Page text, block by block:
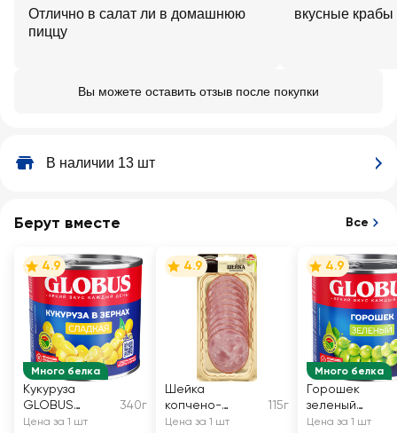
Отлично в салат ли в домашнюю
пиццу
вкусные крабы
Вы можете оставить отзыв после покупки
В наличии 13 шт
Берут вместе Все
Много белка
4.9
Кукуруза
GLOBUS
сладкая, в
340г
Цена за 1 шт
4.9
Шейка
копчено-
вареная КФ
115г
Цена за 1 шт
Много белка
4.9
Горошек
зеленый
GLOBUS
Цена за 1 шт